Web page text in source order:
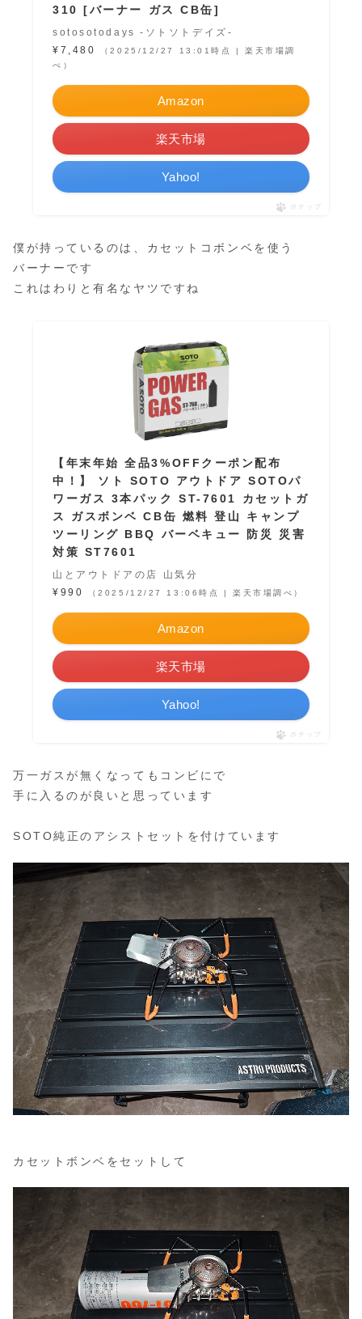
310 [バーナー ガス CB缶]
sotosotodays -ソトソトデイズ-
¥7,480
（2025/12/27 13:01時点 | 楽天市場調
べ）
Amazon
楽天市場
Yahoo!
ポチップ
僕が持っているのは、カセットコボンベを使う
バーナーです
これはわりと有名なヤツですね
【年末年始 全品3%OFFクーポン配布
中！】 ソト SOTO アウトドア SOTOパ
ワーガス 3本パック ST-7601 カセットガ
ス ガスボンベ CB缶 燃料 登山 キャンプ
ツーリング BBQ バーベキュー 防災 災害
対策 ST7601
山とアウトドアの店 山気分
¥990
（2025/12/27 13:06時点 | 楽天市場調べ）
Amazon
楽天市場
Yahoo!
ポチップ
万一ガスが無くなってもコンビにで
手に入るのが良いと思っています
SOTO純正のアシストセットを付けています
カセットボンベをセットして